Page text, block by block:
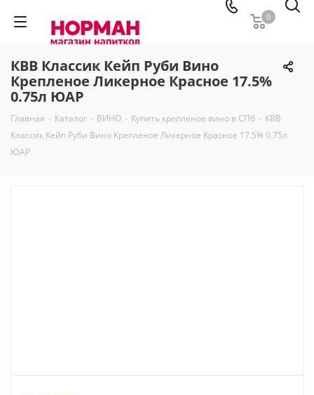
0
КВВ Классик Кейп Руби Вино
Крепленое Ликерное Красное 17.5%
0.75л ЮАР
Главная - Каталог - ВИНО - Купить крепленое вино в СПб - КВВ
Классик Кейп Руби Вино Крепленое Ликерное Красное 17.5% 0.75л
ЮАР